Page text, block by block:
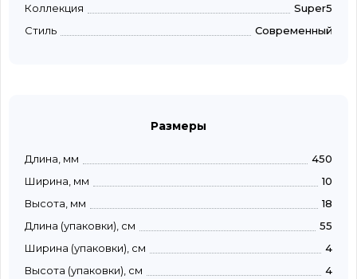
Коллекция
Super5
Стиль
Современный
Размеры
Длина, мм
450
Ширина, мм
10
Высота, мм
18
Длина (упаковки), см
55
Ширина (упаковки), см
4
Высота (упаковки), см
4